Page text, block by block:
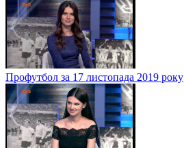
Профутбол за 17 листопада 2019 року